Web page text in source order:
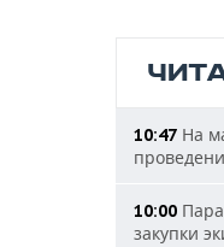
10:47 На
10:00
закупки